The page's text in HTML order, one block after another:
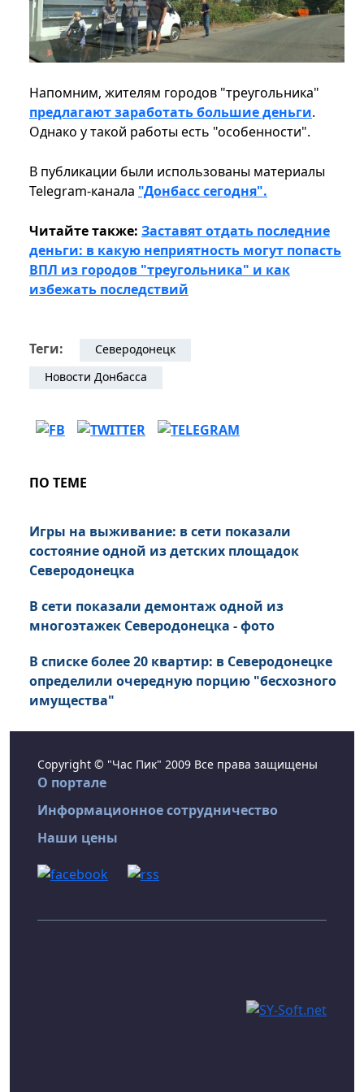
Напомним, жителям городов "треугольника"
предлагают заработать большие деньги.
Однако у такой работы есть "особенности".
В публикации были использованы материалы
Telegram-канала "Донбасс сегодня".
Читайте также: Заставят отдать последние
деньги: в какую неприятность могут попасть
ВПЛ из городов "треугольника" и как
избежать последствий
Теги:
Северодонецк
Новости Донбасса
ПО ТЕМЕ
Игры на выживание: в сети показали
состояние одной из детских площадок
Северодонецка
В сети показали демонтаж одной из
многоэтажек Северодонецка - фото
В списке более 20 квартир: в Северодонецке
определили очередную порцию "бесхозного
имущества"
Copyright © "Час Пик" 2009 Все права защищены
О портале
Информационное сотрудничество
Наши цены